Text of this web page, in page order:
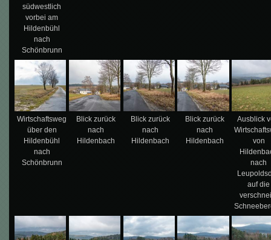
südwestlich
vorbei am
Hildenbühl
nach
Schönbrunn
Wirtschaftsweg
über den
Hildenbühl
nach
Schönbrunn
Blick zurück
nach
Hildenbach
Blick zurück
nach
Hildenbach
Blick zurück
nach
Hildenbach
Ausblick
von
nach
auf die